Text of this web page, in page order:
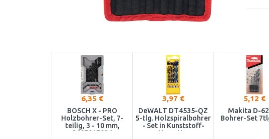
6,35 €
BOSCH X - PRO
Holzbohrer-Set, 7-
teilig, 3 - 10 mm,
2607017034
3,97 €
DeWALT DT4535-QZ
5-tlg. Holzspiralbohrer
- Set in Kunststoff-
Kassette
5,12 €
Makita D-
Bohrer-Set